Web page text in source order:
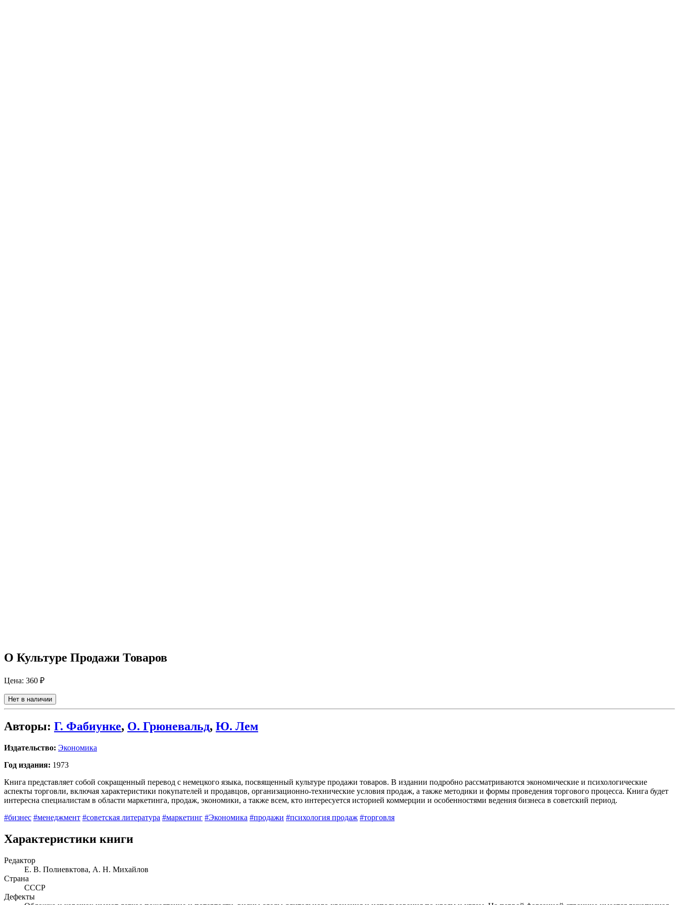
О Культуре Продажи Товаров
Цена: 360 ₽
Нет в наличии
Авторы: Г. Фабиунке, О. Грюневальд, Ю. Лем
Издательство: Экономика
Год издания: 1973
Книга представляет собой сокращенный перевод с немецкого языка, посвященный культуре продажи товаров. В издании подробно рассматриваются экономические и психологические
аспекты торговли, включая характеристики покупателей и продавцов, организационно-технические условия продаж, а также методики и формы проведения торгового процесса. Книга будет
интересна специалистам в области маркетинга, продаж, экономики, а также всем, кто интересуется историей коммерции и особенностями ведения бизнеса в советский период.
#бизнес #менеджмент #советская литература #маркетинг #Экономика #продажи #психология продаж #торговля
Характеристики книги
Редактор
Е. В. Полиевктова, А. Н. Михайлов
Страна
СССР
Дефекты